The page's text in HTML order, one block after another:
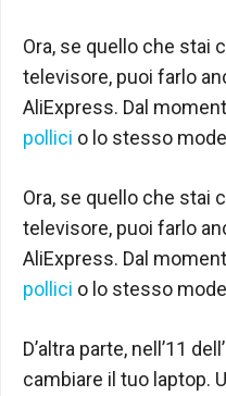
Ora, se quello che stai
televisore, puoi farlo
AliExpress. Dal
pollici o lo stesso
Ora, se quello che stai
televisore, puoi farlo
AliExpress. Dal
pollici o lo stesso
D’altra parte, nell’11
cambiare il tuo laptop.